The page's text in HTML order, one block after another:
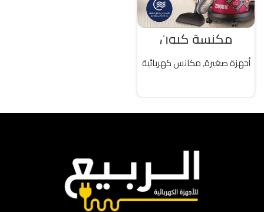
مكنسة كيون
كهربائية 25 لتر 2000واط تركىأجهزة صغيرة,مكانس كهربائية